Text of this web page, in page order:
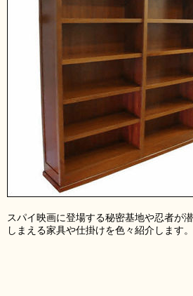
スパイ映画に登場する秘密基地や忍者が
しまえる家具や仕掛けを色々紹介します。